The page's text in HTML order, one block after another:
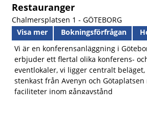
Restauranger
Chalmersplatsen 1 - GÖTEBORG
Visa mer
Bokningsförfrågan
Vi är en konferensanläggning i
erbjuder ett flertal olika konferens-
eventlokaler, vi ligger centralt
stenkast från Avenyn och Götaplatsen
faciliteter inom gångavstånd